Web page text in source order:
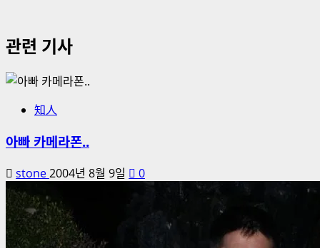
관련 기사
知人
아빠 카메라폰..
stone2004년 8월 9일 0